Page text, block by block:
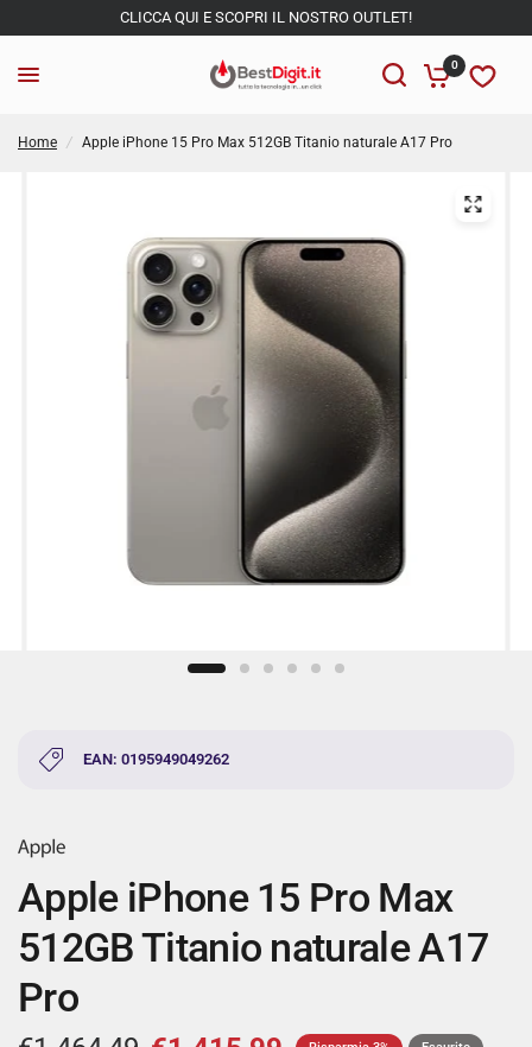
CLICCA QUI E SCOPRI IL NOSTRO OUTLET!
0
Home / Apple iPhone 15 Pro Max 512GB Titanio naturale A17 Pro
EAN: 0195949049262
Apple iPhone 15 Pro Max
512GB Titanio naturale A17
Pro